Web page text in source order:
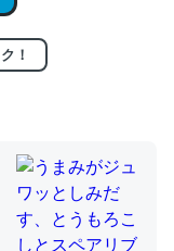
回収されないけ
ればするほど分
！